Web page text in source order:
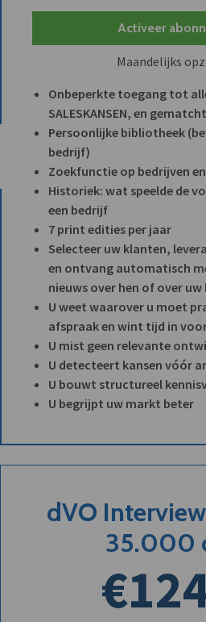
Activeer
Maandelijks
Onbeperkte toegang tot
SALESKANSEN, en
Persoonlijke bibliotheek
bedrijf)
Zoekfunctie op bedrijven
Historiek: wat speelde de
een bedrijf
7 print edities per jaar
Selecteer uw klanten,
en ontvang automatisch
nieuws over hen of over
U weet waarover u moet
afspraak en wint tijd in
U mist geen relevante
U detecteert kansen vóór
U bouwt structureel
U begrijpt uw markt beter
dVO
35.000